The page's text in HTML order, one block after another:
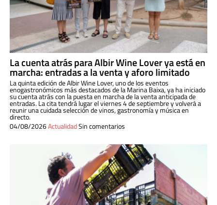
La cuenta atrás para Albir Wine Lover ya está en
marcha: entradas a la venta y aforo limitado
La quinta edición de Albir Wine Lover, uno de los eventos
enogastronómicos más destacados de la Marina Baixa, ya ha iniciado
su cuenta atrás con la puesta en marcha de la venta anticipada de
entradas. La cita tendrá lugar el viernes 4 de septiembre y volverá a
reunir una cuidada selección de vinos, gastronomía y música en
directo.
04/08/2026ActualidadSin comentarios